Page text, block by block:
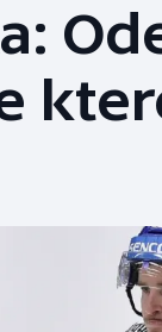
Baseball a softbal
Basketbal
Boby a skeleton